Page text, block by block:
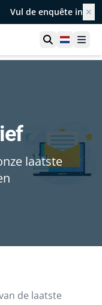
Vul de enquête in ✕
Toon zoek
laatste
de laatste